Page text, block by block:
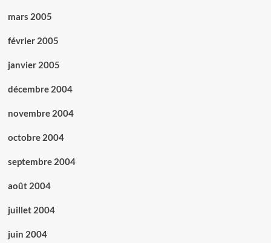
mars 2005
février 2005
janvier 2005
décembre 2004
novembre 2004
octobre 2004
septembre 2004
août 2004
juillet 2004
juin 2004